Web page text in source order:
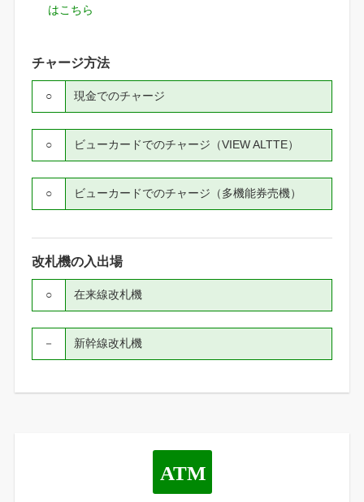
はこちら
チャージ方法
現金でのチャージ
○
ビューカードでのチャージ（VIEW ALTTE）
○
ビューカードでのチャージ（多機能券売機）
○
改札機の入出場
在来線改札機
○
新幹線改札機
－